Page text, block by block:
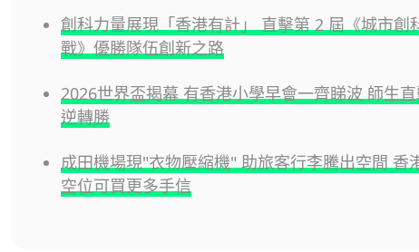
創科力量展現「香港有計」 直擊第 2 屆《城市創
戰》優勝隊伍創新之路
2026世界盃揭幕 有香港小學早會一齊睇波 師生
逆轉勝
成田機場現"衣物壓縮機" 助旅客行李騰出空間 香
空位可買更多手信